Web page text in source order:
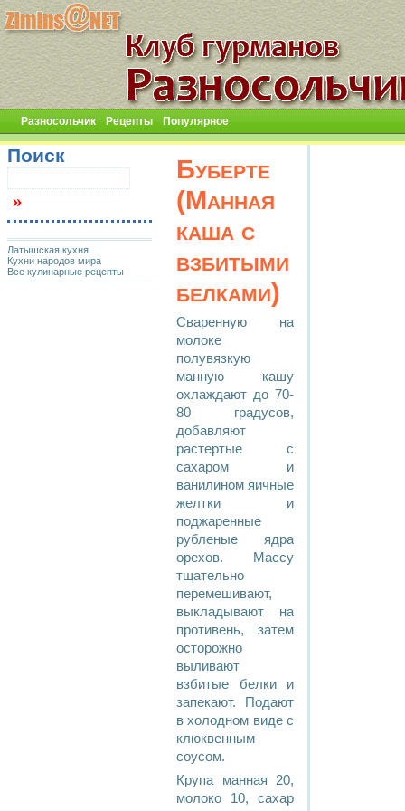
Разносольчик Рецепты Популярное
Буберте
(Манная
каша с
взбитыми
белками)
Сваренную на
молоке
полувязкую
манную кашу
охлаждают до 70-
80 градусов,
добавляют
растертые с
сахаром и
ванилином яичные
желтки и
поджаренные
рубленые ядра
орехов. Массу
тщательно
перемешивают,
выкладывают на
противень, затем
осторожно
выливают
взбитые белки и
запекают. Подают
в холодном виде с
клюквенным
соусом.
Крупа манная 20,
молоко 10, сахар
Поиск
Латышская кухня
Кухни народов мира
Все кулинарные рецепты